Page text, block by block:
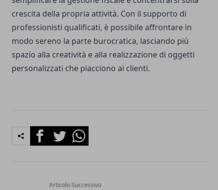
crescita della propria attività. Con il supporto di
professionisti qualificati, è possibile affrontare in
modo sereno la parte burocratica, lasciando più
spazio alla creatività e alla realizzazione di oggetti
personalizzati che piacciono ai clienti.
FacebookTwitterWhatsapp
Articolo Successivo